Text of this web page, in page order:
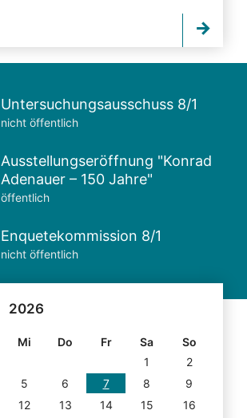
Untersuchungsausschuss 8/1
nicht öffentlich
Ausstellungseröffnung "Konrad
Adenauer – 150 Jahre"
öffentlich
Enquetekommission 8/1
nicht öffentlich
2026
Mi Do Fr Sa
So
1
2
5 6 7 8
9
12 13 14 15
16